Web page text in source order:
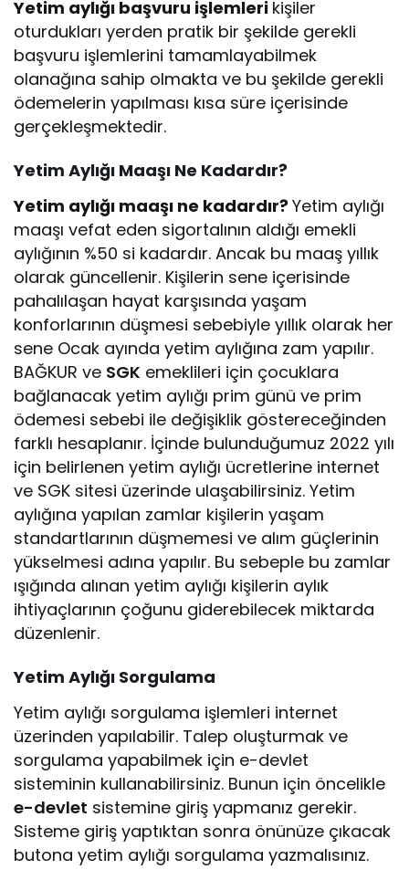
Yetim aylığı başvuru işlemleri kişiler
oturdukları yerden pratik bir şekilde gerekli
başvuru işlemlerini tamamlayabilmek
olanağına sahip olmakta ve bu şekilde gerekli
ödemelerin yapılması kısa süre içerisinde
gerçekleşmektedir.
Yetim Aylığı Maaşı Ne Kadardır?
Yetim aylığı maaşı ne kadardır?Yetim aylığı
maaşı vefat eden sigortalının aldığı emekli
aylığının %50 si kadardır. Ancak bu maaş yıllık
olarak güncellenir. Kişilerin sene içerisinde
pahalılaşan hayat karşısında yaşam
konforlarının düşmesi sebebiyle yıllık olarak her
sene Ocak ayında yetim aylığına zam yapılır.
BAĞKUR ve SGK emeklileri için çocuklara
bağlanacak yetim aylığı prim günü ve prim
ödemesi sebebi ile değişiklik göstereceğinden
farklı hesaplanır. İçinde bulunduğumuz 2022 yılı
için belirlenen yetim aylığı ücretlerine internet
ve SGK sitesi üzerinde ulaşabilirsiniz. Yetim
aylığına yapılan zamlar kişilerin yaşam
standartlarının düşmemesi ve alım güçlerinin
yükselmesi adına yapılır. Bu sebeple bu zamlar
ışığında alınan yetim aylığı kişilerin aylık
ihtiyaçlarının çoğunu giderebilecek miktarda
düzenlenir.
Yetim Aylığı Sorgulama
Yetim aylığı sorgulama işlemleri internet
üzerinden yapılabilir. Talep oluşturmak ve
sorgulama yapabilmek için e-devlet
sisteminin kullanabilirsiniz. Bunun için öncelikle
e-devlet sistemine giriş yapmanız gerekir.
Sisteme giriş yaptıktan sonra önünüze çıkacak
butona yetim aylığı sorgulama yazmalısınız.